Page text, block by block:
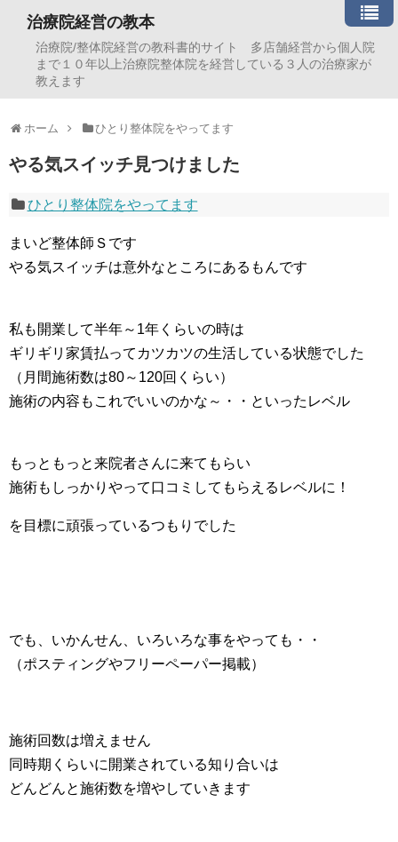
治療院経営の教本
治療院/整体院経営の教科書的サイト 多店舗経営から個人院
まで１０年以上治療院整体院を経営している３人の治療家が
教えます
ホーム ひとり整体院をやってます
やる気スイッチ見つけました
ひとり整体院をやってます
まいど整体師Ｓです
やる気スイッチは意外なところにあるもんです
私も開業して半年～1年くらいの時は
ギリギリ家賃払ってカツカツの生活している状態でした
（月間施術数は80～120回くらい）
施術の内容もこれでいいのかな～・・といったレベル
もっともっと来院者さんに来てもらい
施術もしっかりやって口コミしてもらえるレベルに！
を目標に頑張っているつもりでした
でも、いかんせん、いろいろな事をやっても・・
（ポスティングやフリーペーパー掲載）
施術回数は増えません
同時期くらいに開業されている知り合いは
どんどんと施術数を増やしていきます